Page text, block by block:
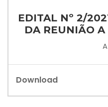
EDITAL Nº 2/
DA REUNIÃO
Download